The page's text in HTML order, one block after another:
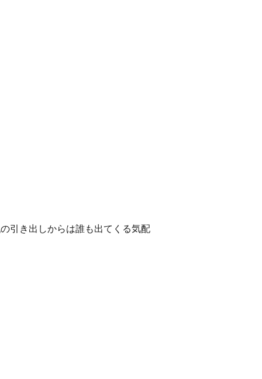
引き出しからは誰も出てくる気配